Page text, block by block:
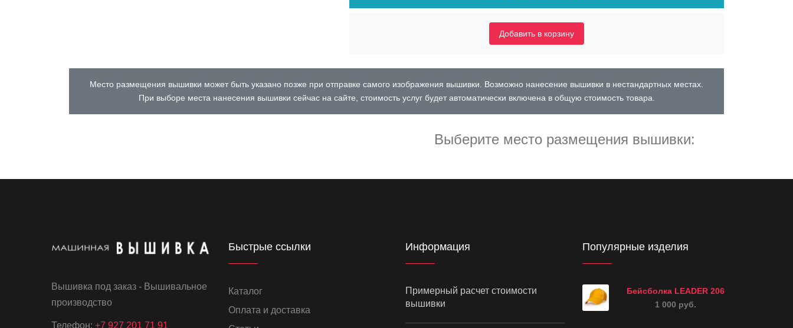
Добавить в корзину
Место размещения вышивки может быть указано позже при отправке самого изображения вышивки. Возможно нанесение вышивки в нестандартных местах.
При выборе места нанесения вышивки сейчас на сайте, стоимость услуг будет автоматически включена в общую стоимость товара.
Выберите место размещения вышивки:
Вышивка под заказ - Вышивальное
производство
Телефон: +7 927 201 71 91
Быстрые ссылки
Каталог
Оплата и доставка
Информация
Примерный расчет стоимости
вышивки
Популярные изделия
Бейсболка LEADER 206
1 000 руб.